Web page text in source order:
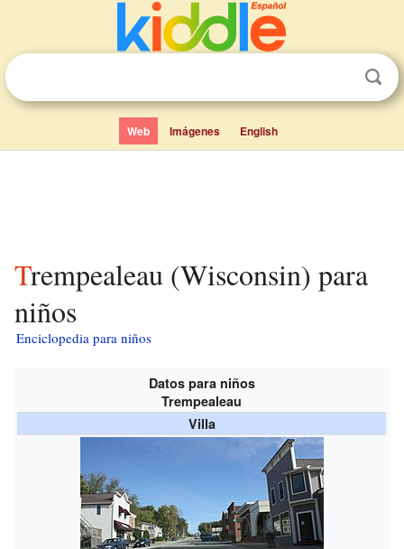
Web Imágenes English
Trempealeau (Wisconsin) para
niños
Enciclopedia para niños
Datos para niños
Trempealeau
Villa